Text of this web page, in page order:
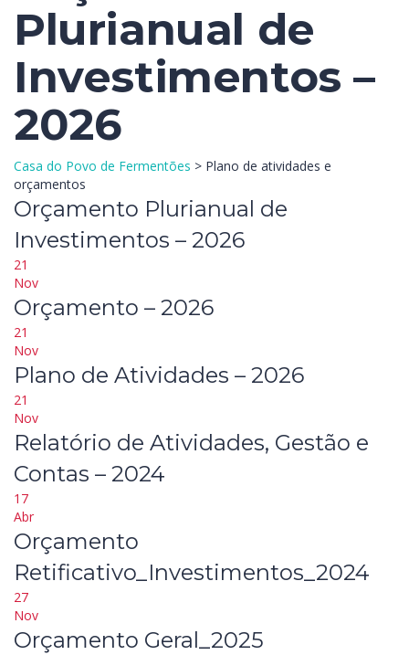
Plurianual de
Investimentos –
2026
Casa do Povo de Fermentões > Plano de atividades e
orçamentos
Orçamento Plurianual de
Investimentos – 2026
21
Nov
Orçamento – 2026
21
Nov
Plano de Atividades – 2026
21
Nov
Relatório de Atividades, Gestão e
Contas – 2024
17
Abr
Orçamento
Retificativo_Investimentos_2024
27
Nov
Orçamento Geral_2025